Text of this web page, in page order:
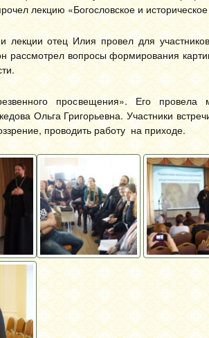
лекцию «Богословское и
лекции отец Илия провел для
рассмотрел вопросы формирования
просвещения». Его провела
Ольга Григорьевна. Участники
проводить работу на приходе.